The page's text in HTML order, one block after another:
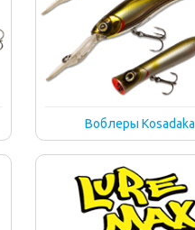
Воблеры Kosadaka